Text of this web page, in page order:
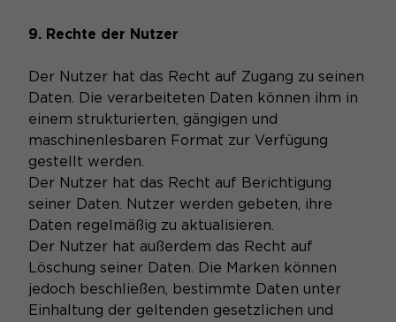
9. Rechte der Nutzer
Der Nutzer hat das Recht auf Zugang zu seinen
Daten. Die verarbeiteten Daten können ihm in
einem strukturierten, gängigen und
maschinenlesbaren Format zur Verfügung
gestellt werden.
Der Nutzer hat das Recht auf Berichtigung
seiner Daten. Nutzer werden gebeten, ihre
Daten regelmäßig zu aktualisieren.
Der Nutzer hat außerdem das Recht auf
Löschung seiner Daten. Die Marken können
jedoch beschließen, bestimmte Daten unter
Einhaltung der geltenden gesetzlichen und